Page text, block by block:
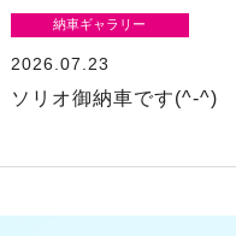
納車ギャラリー
2026.07.23
ソリオ御納車です(^-^)